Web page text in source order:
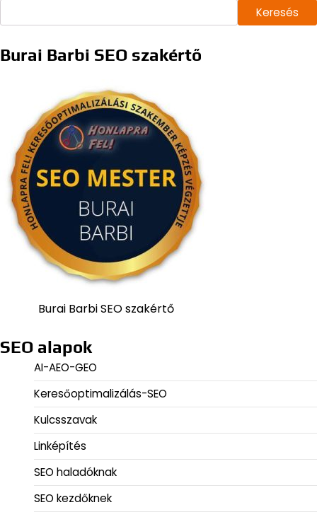
Keresés
Burai Barbi SEO szakértő
Burai Barbi SEO szakértő
SEO alapok
AI-AEO-GEO
Keresőoptimalizálás-SEO
Kulcsszavak
Linképítés
SEO haladóknak
SEO kezdőknek